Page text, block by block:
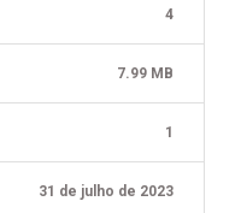
4
7.99 MB
1
31 de julho de 2023